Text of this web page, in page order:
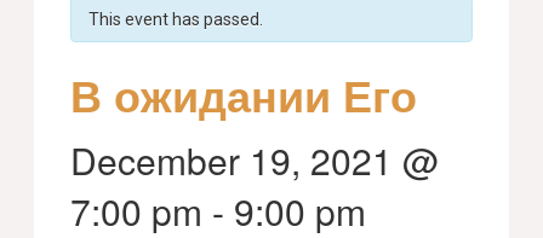
This event has passed.
В ожидании Его
December 19, 2021 @
7:00 pm - 9:00 pm